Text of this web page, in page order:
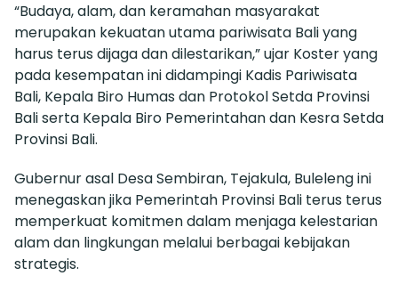
“Budaya, alam, dan keramahan masyarakat
merupakan kekuatan utama pariwisata Bali yang
harus terus dijaga dan dilestarikan,” ujar Koster yang
pada kesempatan ini didampingi Kadis Pariwisata
Bali, Kepala Biro Humas dan Protokol Setda Provinsi
Bali serta Kepala Biro Pemerintahan dan Kesra Setda
Provinsi Bali.
Gubernur asal Desa Sembiran, Tejakula, Buleleng ini
menegaskan jika Pemerintah Provinsi Bali terus terus
memperkuat komitmen dalam menjaga kelestarian
alam dan lingkungan melalui berbagai kebijakan
strategis.